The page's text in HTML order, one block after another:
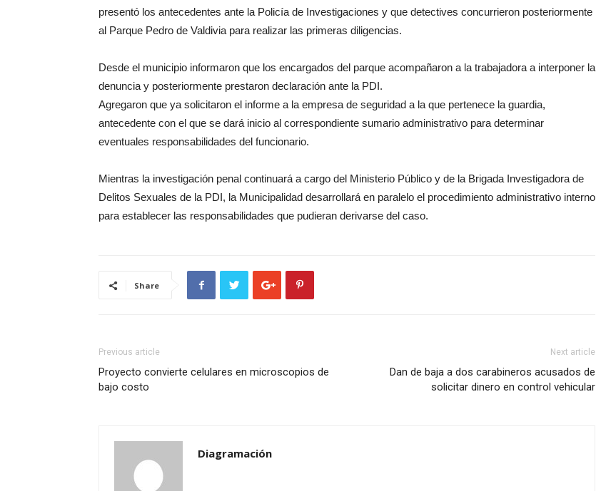
presentó los antecedentes ante la Policía de Investigaciones y que detectives concurrieron posteriormente
al Parque Pedro de Valdivia para realizar las primeras diligencias.
Desde el municipio informaron que los encargados del parque acompañaron a la trabajadora a interponer la
denuncia y posteriormente prestaron declaración ante la PDI.
Agregaron que ya solicitaron el informe a la empresa de seguridad a la que pertenece la guardia,
antecedente con el que se dará inicio al correspondiente sumario administrativo para determinar
eventuales responsabilidades del funcionario.
Mientras la investigación penal continuará a cargo del Ministerio Público y de la Brigada Investigadora de
Delitos Sexuales de la PDI, la Municipalidad desarrollará en paralelo el procedimiento administrativo interno
para establecer las responsabilidades que pudieran derivarse del caso.
Share
Previous article
Proyecto convierte celulares en microscopios de
bajo costo
Next article
Dan de baja a dos carabineros acusados de
solicitar dinero en control vehicular
Diagramación